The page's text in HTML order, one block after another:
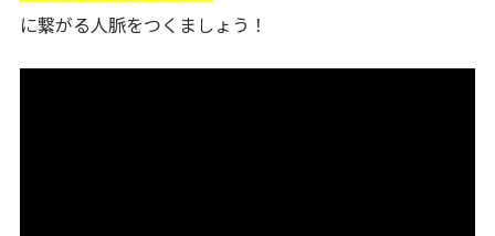
に繋がる人脈をつくましょう！